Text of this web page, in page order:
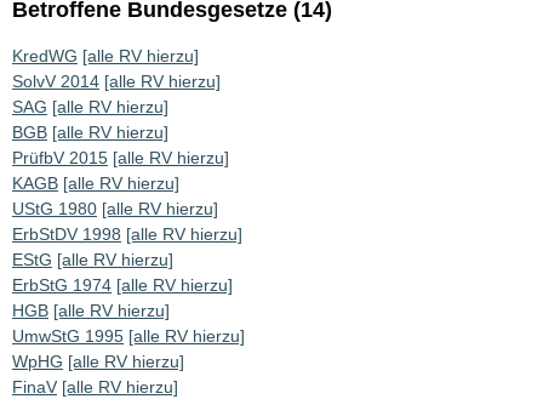
Betroffene Bundesgesetze (14)
KredWG [alle RV hierzu]
SolvV 2014 [alle RV hierzu]
SAG [alle RV hierzu]
BGB [alle RV hierzu]
PrüfbV 2015 [alle RV hierzu]
KAGB [alle RV hierzu]
UStG 1980 [alle RV hierzu]
ErbStDV 1998 [alle RV hierzu]
EStG [alle RV hierzu]
ErbStG 1974 [alle RV hierzu]
HGB [alle RV hierzu]
UmwStG 1995 [alle RV hierzu]
WpHG [alle RV hierzu]
FinaV [alle RV hierzu]